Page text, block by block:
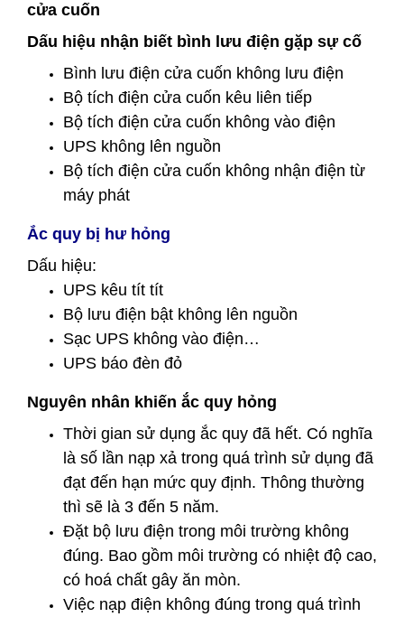
cửa cuốn
Dấu hiệu nhận biết bình lưu điện gặp sự cố
Bình lưu điện cửa cuốn không lưu điện
Bộ tích điện cửa cuốn kêu liên tiếp
Bộ tích điện cửa cuốn không vào điện
UPS không lên nguồn
Bộ tích điện cửa cuốn không nhận điện từ
máy phát
Ắc quy bị hư hỏng
Dấu hiệu:
UPS kêu tít tít
Bộ lưu điện bật không lên nguồn
Sạc UPS không vào điện…
UPS báo đèn đỏ
Nguyên nhân khiến ắc quy hỏng
Thời gian sử dụng ắc quy đã hết. Có nghĩa
là số lần nạp xả trong quá trình sử dụng đã
đạt đến hạn mức quy định. Thông thường
thì sẽ là 3 đến 5 năm.
Đặt bộ lưu điện trong môi trường không
đúng. Bao gồm môi trường có nhiệt độ cao,
có hoá chất gây ăn mòn.
Việc nạp điện không đúng trong quá trình